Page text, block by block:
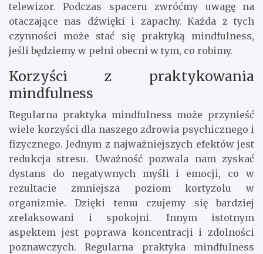
telewizor. Podczas spaceru zwróćmy uwagę na
otaczające nas dźwięki i zapachy. Każda z tych
czynności może stać się praktyką mindfulness,
jeśli będziemy w pełni obecni w tym, co robimy.
Korzyści z praktykowania
mindfulness
Regularna praktyka mindfulness może przynieść
wiele korzyści dla naszego zdrowia psychicznego i
fizycznego. Jednym z najważniejszych efektów jest
redukcja stresu. Uważność pozwala nam zyskać
dystans do negatywnych myśli i emocji, co w
rezultacie zmniejsza poziom kortyzolu w
organizmie. Dzięki temu czujemy się bardziej
zrelaksowani i spokojni. Innym istotnym
aspektem jest poprawa koncentracji i zdolności
poznawczych. Regularna praktyka mindfulness